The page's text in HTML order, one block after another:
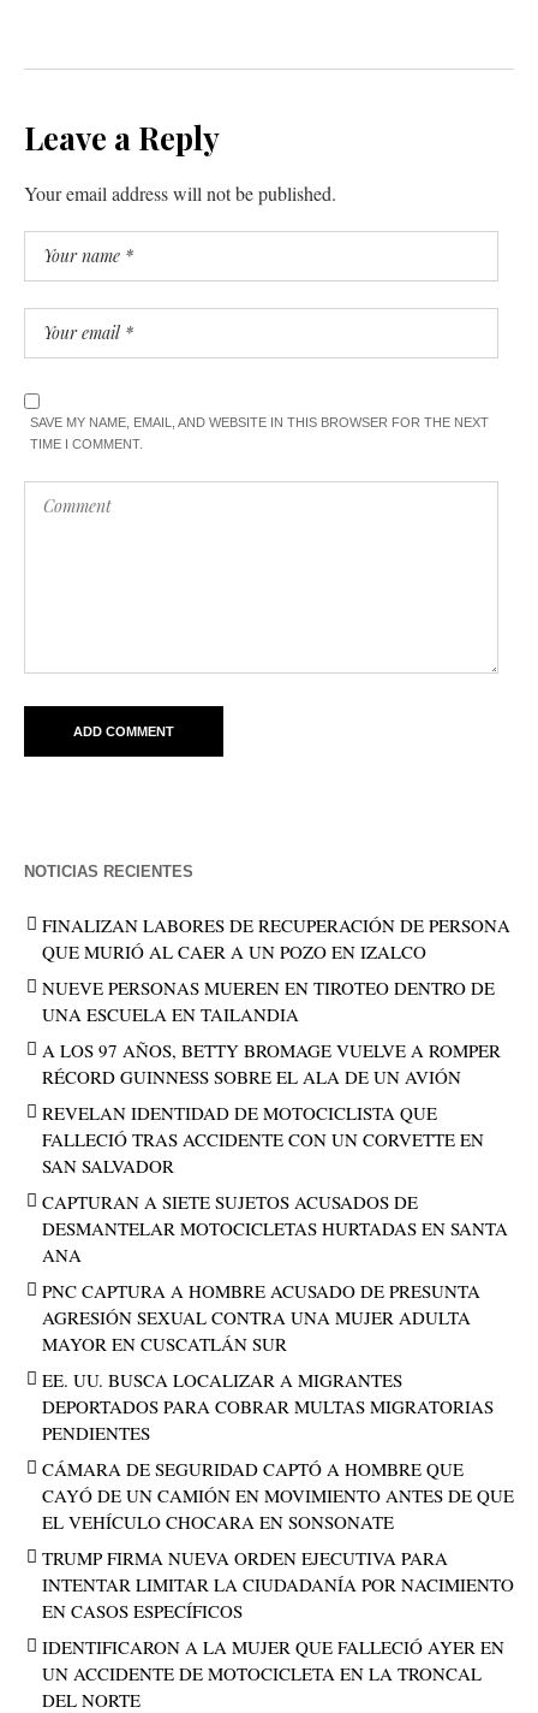
Leave a Reply
Your email address will not be published.
SAVE MY NAME, EMAIL, AND WEBSITE IN THIS BROWSER FOR THE NEXT
TIME I COMMENT.
NOTICIAS RECIENTES
FINALIZAN LABORES DE RECUPERACIÓN DE PERSONA
QUE MURIÓ AL CAER A UN POZO EN IZALCO
NUEVE PERSONAS MUEREN EN TIROTEO DENTRO DE
UNA ESCUELA EN TAILANDIA
A LOS 97 AÑOS, BETTY BROMAGE VUELVE A ROMPER
RÉCORD GUINNESS SOBRE EL ALA DE UN AVIÓN
REVELAN IDENTIDAD DE MOTOCICLISTA QUE
FALLECIÓ TRAS ACCIDENTE CON UN CORVETTE EN
SAN SALVADOR
CAPTURAN A SIETE SUJETOS ACUSADOS DE
DESMANTELAR MOTOCICLETAS HURTADAS EN SANTA
ANA
PNC CAPTURA A HOMBRE ACUSADO DE PRESUNTA
AGRESIÓN SEXUAL CONTRA UNA MUJER ADULTA
MAYOR EN CUSCATLÁN SUR
EE. UU. BUSCA LOCALIZAR A MIGRANTES
DEPORTADOS PARA COBRAR MULTAS MIGRATORIAS
PENDIENTES
CÁMARA DE SEGURIDAD CAPTÓ A HOMBRE QUE
CAYÓ DE UN CAMIÓN EN MOVIMIENTO ANTES DE QUE
EL VEHÍCULO CHOCARA EN SONSONATE
TRUMP FIRMA NUEVA ORDEN EJECUTIVA PARA
INTENTAR LIMITAR LA CIUDADANÍA POR NACIMIENTO
EN CASOS ESPECÍFICOS
IDENTIFICARON A LA MUJER QUE FALLECIÓ AYER EN
UN ACCIDENTE DE MOTOCICLETA EN LA TRONCAL
DEL NORTE